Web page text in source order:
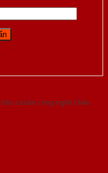
chuẩn công nghệ Châu